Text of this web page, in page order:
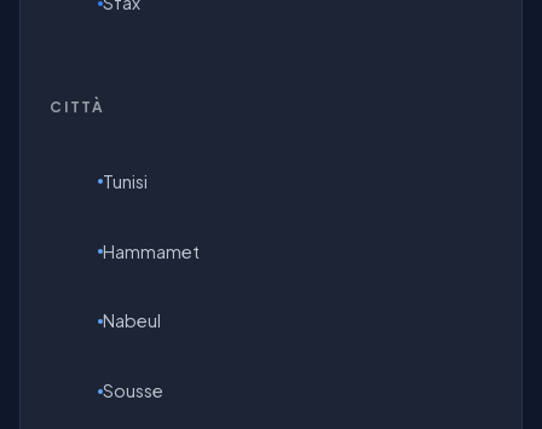
CITTÀ
Tunisi
Hammamet
Nabeul
Sousse